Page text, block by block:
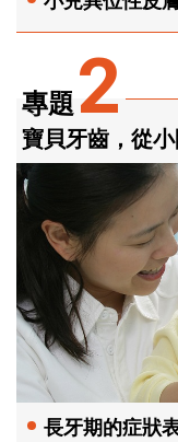
專題2
寶貝牙齒，從
長牙期的症狀